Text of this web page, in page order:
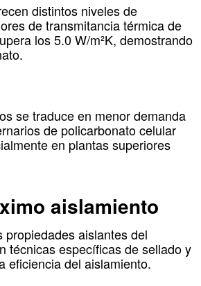
distintos niveles de
de transmitancia térmica de
los 5.0 W/m²K, demostrando
se traduce en menor demanda
de policarbonato celular
en plantas superiores
aislamiento
aislantes del
técnicas específicas de sellado y
eficiencia del aislamiento.